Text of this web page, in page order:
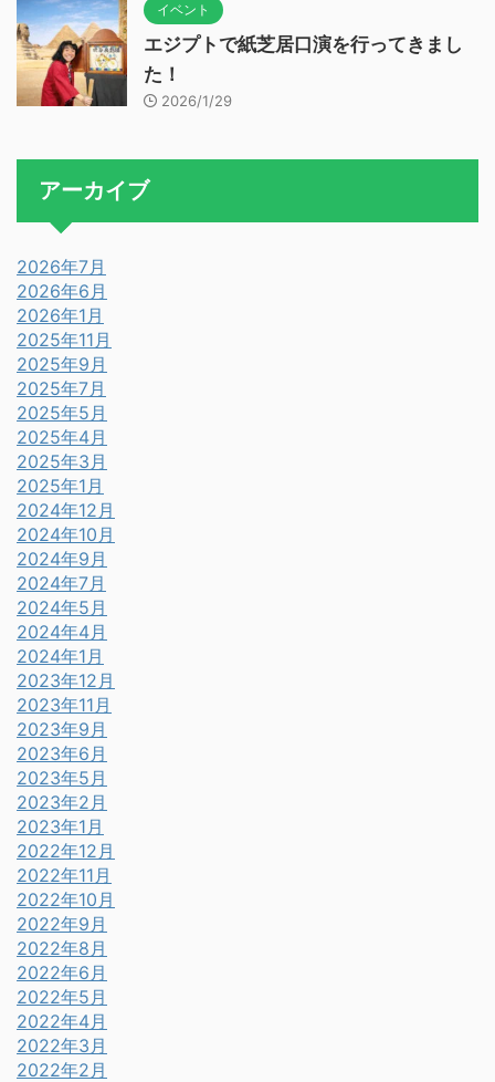
イベント
エジプトで紙芝居口演を行ってきまし
た！
2026/1/29
アーカイブ
2026年7月
2026年6月
2026年1月
2025年11月
2025年9月
2025年7月
2025年5月
2025年4月
2025年3月
2025年1月
2024年12月
2024年10月
2024年9月
2024年7月
2024年5月
2024年4月
2024年1月
2023年12月
2023年11月
2023年9月
2023年6月
2023年5月
2023年2月
2023年1月
2022年12月
2022年11月
2022年10月
2022年9月
2022年8月
2022年6月
2022年5月
2022年4月
2022年3月
2022年2月